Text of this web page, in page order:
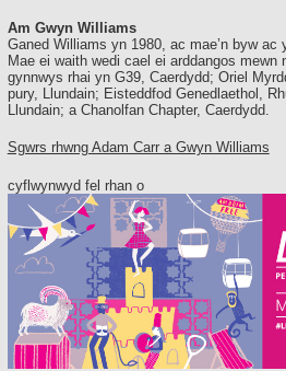
Am Gwyn Williams
Ganed Williams yn 1980, ac mae’n byw ac
Mae ei waith wedi cael ei arddangos mewn
gynnwys rhai yn G39, Caerdydd; Oriel
pury, Llundain; Eisteddfod Genedlaethol,
Llundain; a Chanolfan Chapter, Caerdydd.
Sgwrs rhwng Adam Carr a Gwyn Williams
cyflwynwyd fel rhan o